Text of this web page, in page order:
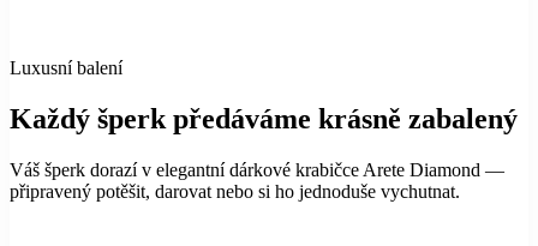
Luxusní balení
Každý šperk předáváme krásně zabalený
Váš šperk dorazí v elegantní dárkové krabičce Arete Diamond —
připravený potěšit, darovat nebo si ho jednoduše vychutnat.